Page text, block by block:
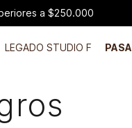
a $250.000
LEGADO STUDIO F